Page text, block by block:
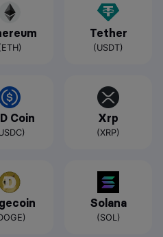
Tether
(USDT)
Coin Xrp
(XRP)
Solana
(SOL)